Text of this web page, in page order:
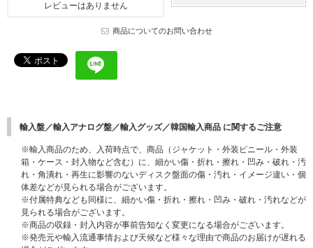
レビューはありません
商品についてのお問い合わせ
輸入盤／輸入アナログ盤／輸入グッズ／韓国輸入商品 に関するご注意
※輸入商品のため、入荷時点で、商品（ジャケット・外装ビニール・外装
箱・ケース・封入物など含む）に、細かい傷・折れ・擦れ・凹み・破れ・汚
れ・角潰れ・再生に影響のないディスク盤面の傷・汚れ・イメージ違い・個
体差などが見られる場合がございます。
※付属特典なども同様に、細かい傷・折れ・擦れ・凹み・破れ・汚れなどが
見られる場合がございます。
※商品の収録・封入内容が事前告知なく変更になる場合がございます。
※発売元や輸入流通事情および天候など様々な理由で商品のお届けが遅れる